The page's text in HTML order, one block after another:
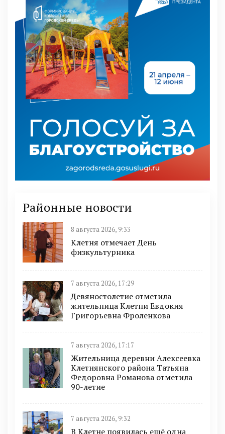
Районные новости
8 августа 2026, 9:33
Клетня отмечает День
физкультурника
7 августа 2026, 17:29
Девяностолетие отметила
жительница Клетни Евдокия
Григорьевна Фроленкова
7 августа 2026, 17:17
Жительница деревни Алексеевка
Клетнянского района Татьяна
Федоровна Романова отметила
90-летие
7 августа 2026, 9:32
В Клетне появилась ещё одна